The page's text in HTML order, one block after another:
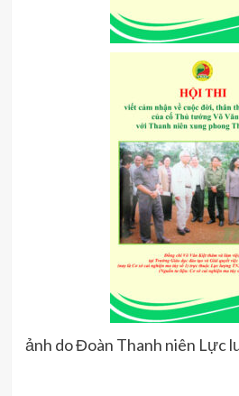
ảnh do Đoàn Thanh niên Lực